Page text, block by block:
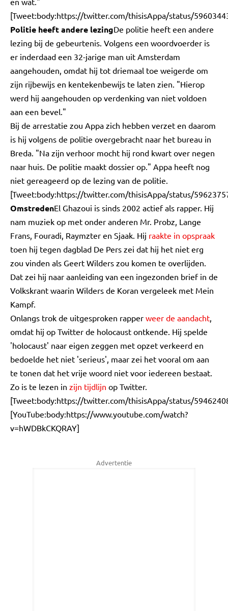
[Tweet:body:https://twitter.com/thisisAppa/status/
Politie heeft andere lezingDe politie heeft een andere
lezing bij de gebeurtenis. Volgens een woordvoerder is
er inderdaad een 32-jarige man uit Amsterdam
aangehouden, omdat hij tot driemaal toe weigerde om
zijn rijbewijs en kentekenbewijs te laten zien. "Hierop
werd hij aangehouden op verdenking van niet voldoen
aan een bevel."
Bij de arrestatie zou Appa zich hebben verzet en daarom
is hij volgens de politie overgebracht naar het bureau in
Breda. "Na zijn verhoor mocht hij rond kwart over negen
naar huis. De politie maakt dossier op." Appa heeft nog
niet gereageerd op de lezing van de politie.
[Tweet:body:https://twitter.com/thisisAppa/status/
OmstredenEl Ghazoui is sinds 2002 actief als rapper. Hij
nam muziek op met onder anderen Mr. Probz, Lange
Frans, Fouradi, Raymzter en Sjaak. Hij raakte in opspraak
toen hij tegen dagblad De Pers zei dat hij het niet erg
zou vinden als Geert Wilders zou komen te overlijden.
Dat zei hij naar aanleiding van een ingezonden brief in de
Volkskrant waarin Wilders de Koran vergeleek met Mein
Kampf.
Onlangs trok de uitgesproken rapper weer de aandacht,
omdat hij op Twitter de holocaust ontkende. Hij spelde
'holocaust' naar eigen zeggen met opzet verkeerd en
bedoelde het niet 'serieus', maar zei het vooral om aan
te tonen dat het vrije woord niet voor iedereen bestaat.
Zo is te lezen in zijn tijdlijn op Twitter.
[Tweet:body:https://twitter.com/thisisAppa/status/
[YouTube:body:https://www.youtube.com/watch?
v=hWDBkCKQRAY]
Advertentie